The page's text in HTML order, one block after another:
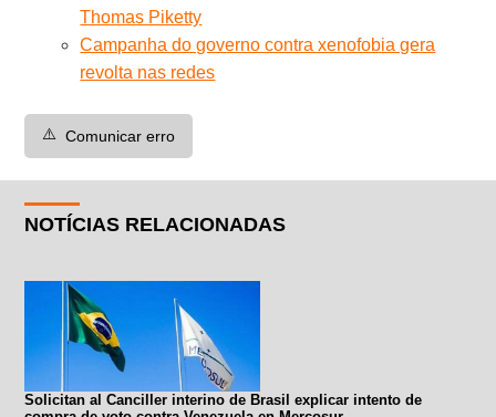
Thomas Piketty
Campanha do governo contra xenofobia gera
revolta nas redes
⚠️ Comunicar erro
NOTÍCIAS RELACIONADAS
Solicitan al Canciller interino de Brasil explicar intento de